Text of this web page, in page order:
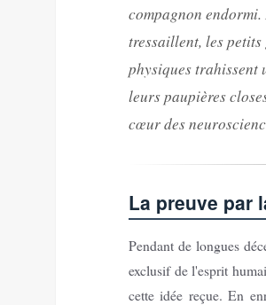
compagnon
tressaillent, les petits
physiques trahissent
leurs paupières
cœur des
La preuve par
Pendant de longues
exclusif de l'esprit
cette idée reçue. En